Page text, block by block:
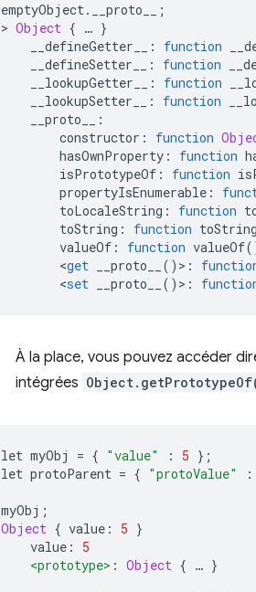
emptyObject. __proto__
;
> Object { … }
__defineGetter__
: function
__defineSetter__
: function
__lookupGetter__
: function
__lookupSetter__
: function
__proto__
:
constructor : function
hasOwnProperty : function
isPrototypeOf : function
propertyIsEnumerable :
toLocaleString : function
toString : function toString
valueOf : function valueOf
<get __proto__ ()>:
<set __proto__ ()>:
À la place, vous pouvez accéder
intégrées
let myObj = { "value" : 5 };
let protoParent = { "protoValue" :
myObj ;
Object { value : 5 }
value :
5
<prototype> : Object { … }